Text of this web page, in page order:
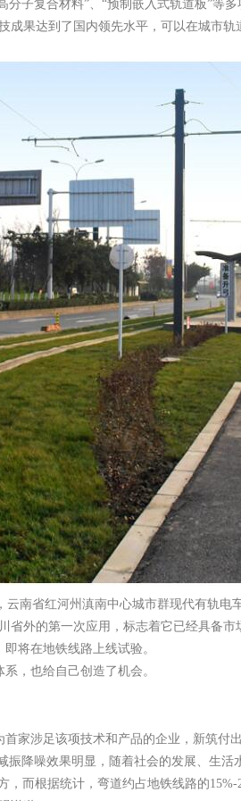
子复合材料”、“预制嵌入式轨道板”等
果达到了国内领先水平，可以在城市
南省红河州滇南中心城市群现代有轨电
外的第一次应用，标志着它已经具备
将在地铁线路上线试验。
，也给自己创造了机会。
家涉足该项技术和产品的企业，新筑付
降噪效果明显，随着社会的发展、生
而根据统计，弯道约占地铁线路的